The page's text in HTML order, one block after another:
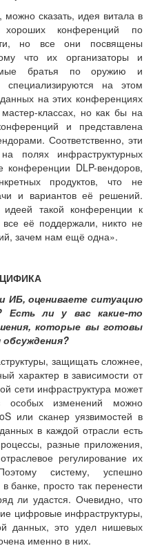
сказать, идея витала в
конференций по
но все они посвящены
что их организаторы и
братья по оружию и
на этом
на этих конференциях
классах, но как бы на
и представлена
Соответственно, эти
полях инфраструктурных
DLP-вендоров,
продуктов, что не
и вариантов её решений.
такой конференции к
её поддержали, никто не
зачем нам ещё одна».
ИБ, оцениваете ситуацию
Есть ли у вас какие-то
которые вы готовы
защищать сложнее,
характер в зависимости от
сети инфраструктура может
особых изменений можно
или сканер уязвимостей в
в каждой отрасли есть
разные приложения,
регулирование их
систему, успешно
просто так перенести
ли удастся. Очевидно, что
цифровые инфраструктуры,
данных, это удел нишевых
именно в них.